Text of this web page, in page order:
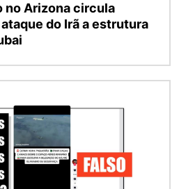
no Arizona circula
do Irã a estrutura